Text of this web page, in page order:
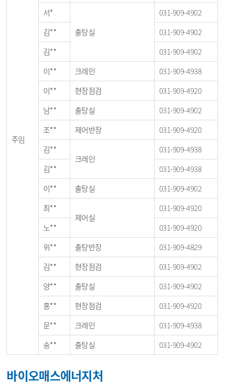
주임
서*
출탕실
031-909-4902
김**
031-909-4902
김**
031-909-4902
이**
크레인
031-909-4938
이**
현장점검
031-909-4920
남**
출탕실
031-909-4902
조**
제어반장
031-909-4920
김**
크레인
031-909-4938
김**
031-909-4938
이**
출탕실
031-909-4902
최**
제어실
031-909-4920
노**
031-909-4920
위**
출탕반장
031-909-4829
김**
현장점검
031-909-4902
양**
출탕실
031-909-4902
홍**
현장점검
031-909-4920
문**
크레인
031-909-4938
송**
출탕실 031-909-4902
바이오매스에너지처